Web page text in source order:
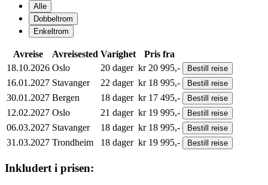
Alle
Dobbeltrom
Enkeltrom
Avreise Avreisested Varighet
Pris fra
18.10.2026 Oslo 20 dager kr 20 995,- Bestill reise
16.01.2027 Stavanger 22 dager kr 18 995,- Bestill reise
30.01.2027 Bergen 18 dager kr 17 495,- Bestill reise
12.02.2027 Oslo 21 dager kr 19 995,- Bestill reise
06.03.2027 Stavanger 18 dager kr 18 995,- Bestill reise
31.03.2027 Trondheim 18 dager kr 19 995,- Bestill reise
Inkludert i prisen: